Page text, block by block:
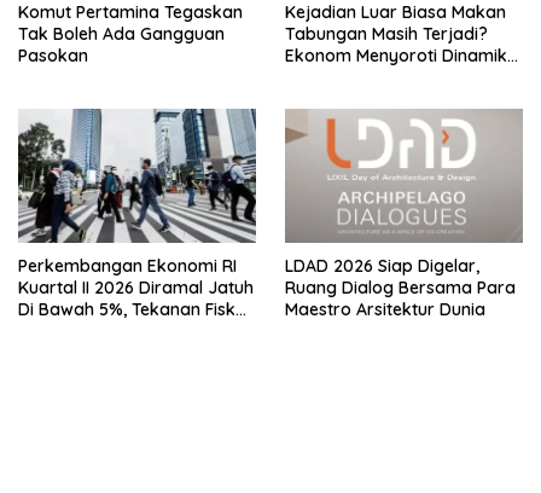
Komut Pertamina Tegaskan
Tak Boleh Ada Gangguan
Pasokan
Kejadian Luar Biasa Makan
Tabungan Masih Terjadi?
Ekonom Menyoroti Dinamika
Perkembangan Ekonomi RI
Kuartal II 2026 Diramal Jatuh
Di Bawah 5%, Tekanan Fiskal
LDAD 2026 Siap Digelar,
Ruang Dialog Bersama Para
Maestro Arsitektur Dunia